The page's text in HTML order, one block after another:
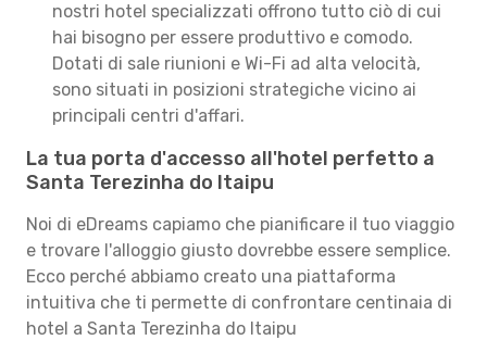
nostri hotel specializzati offrono tutto ciò di cui
hai bisogno per essere produttivo e comodo.
Dotati di sale riunioni e Wi-Fi ad alta velocità,
sono situati in posizioni strategiche vicino ai
principali centri d'affari.
La tua porta d'accesso all'hotel perfetto a
Santa Terezinha do Itaipu
Noi di eDreams capiamo che pianificare il tuo viaggio
e trovare l'alloggio giusto dovrebbe essere semplice.
Ecco perché abbiamo creato una piattaforma
intuitiva che ti permette di confrontare centinaia di
hotel a Santa Terezinha do Itaipu